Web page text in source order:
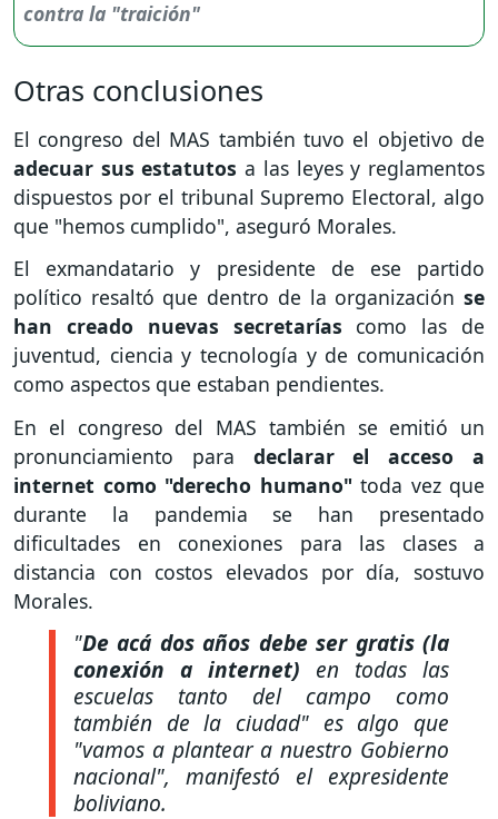
Otras conclusiones
El congreso del MAS también tuvo el objetivo de
adecuar sus estatutosa las leyes y reglamentos
dispuestos por el tribunal Supremo Electoral, algo
que "hemos cumplido", aseguró Morales.
El exmandatario y presidente de ese partido
político resaltó que dentro de la organización se
han creado nuevas secretarías como las de
juventud, ciencia y tecnología y de comunicación
como aspectos que estaban pendientes.
En el congreso del MAS también se emitió un
pronunciamiento para declarar el acceso a
internet como "derecho humano"toda vez que
durante la pandemia se han presentado
dificultades en conexiones para las clases a
distancia con costos elevados por día, sostuvo
Morales.
"De acá dos años debe ser gratis (la
conexión a internet) en todas las
escuelas tanto del campo como
también de la ciudad" es algo que
"vamos a plantear a nuestro Gobierno
nacional", manifestó el expresidente
boliviano.